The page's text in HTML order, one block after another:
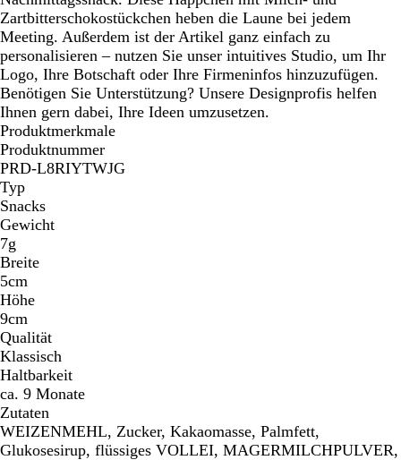
Zartbitterschokostückchen heben die Laune bei jedem
Meeting. Außerdem ist der Artikel ganz einfach zu
personalisieren – nutzen Sie unser intuitives Studio, um Ihr
Logo, Ihre Botschaft oder Ihre Firmeninfos hinzuzufügen.
Benötigen Sie Unterstützung? Unsere Designprofis helfen
Ihnen gern dabei, Ihre Ideen umzusetzen.
Produktmerkmale
Produktnummer
PRD-L8RIYTWJG
Typ
Snacks
Gewicht
7g
Breite
5cm
Höhe
9cm
Qualität
Klassisch
Haltbarkeit
ca. 9 Monate
Zutaten
WEIZENMEHL, Zucker, Kakaomasse, Palmfett,
Glukosesirup, flüssiges VOLLEI, MAGERMILCHPULVER,